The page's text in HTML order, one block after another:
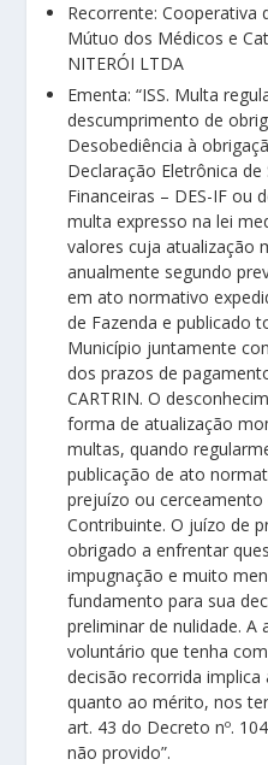
Recorrente: Cooperativa
Mútuo dos Médicos e
NITERÓI LTDA
Ementa: “ISS. Multa
descumprimento de
Desobediência à
Declaração Eletrônica
Financeiras – DES-IF ou
multa expresso na lei
valores cuja atualização
anualmente segundo
em ato normativo
de Fazenda e publicado
Município juntamente
dos prazos de
CARTRIN. O
forma de atualização
multas, quando
publicação de ato
prejuízo ou
Contribuinte. O juízo de
obrigado a enfrentar
impugnação e muito
fundamento para sua
preliminar de nulidade. A
voluntário que tenha
decisão recorrida
quanto ao mérito, nos
art. 43 do Decreto nº.
não provido”.